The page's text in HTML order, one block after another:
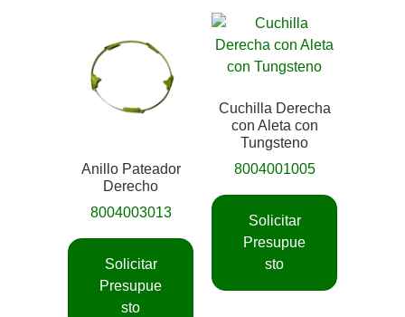
Anillo Pateador
Derecho
8004003013
Solicitar
Presupue
sto
Cuchilla Derecha
con Aleta con
Tungsteno
8004001005
Solicitar
Presupue
sto